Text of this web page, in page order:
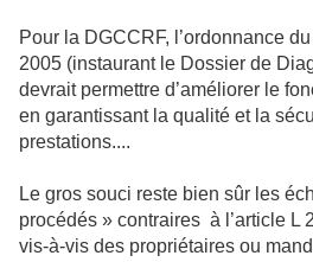
Pour la DGCCRF, l’ordonnance
2005 (instaurant le Dossier de
devrait permettre d’améliorer le
en garantissant la qualité et la
prestations....
Le gros souci reste bien sûr les
procédés » contraires à l’article L
vis-à-vis des propriétaires ou